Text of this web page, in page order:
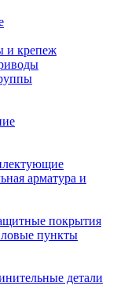
и крепеж
арматура и
покрытия
пункты
детали